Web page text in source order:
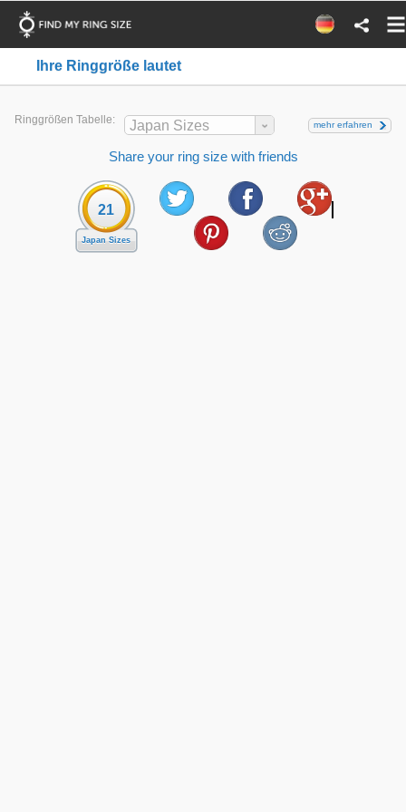
Ihre Ringgröße lautet
Ringgrößen Tabelle: Japan Sizes mehr erfahren
Share your ring size with friends
21
Japan Sizes